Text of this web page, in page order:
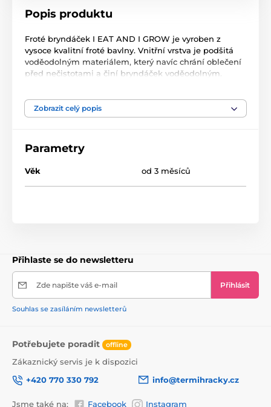
Popis produktu
Froté bryndáček I EAT AND I GROW je vyroben z
vysoce kvalitní froté bavlny. Vnitřní vrstva je podšitá
voděodolným materiálem, který navíc chrání oblečení
před nečistotami a činí bryndáček voděodolným.
zpříjemňují dítěti jídlo.
napsat pod objednávku.
Zobrazit celý popis
Parametry
Věk od 3 měsíců
Přihlaste se do newsletteru
Zde napište váš e-mail Přihlásit
Souhlas se zasíláním newsletterů
Potřebujete poradit offline
Zákaznický servis je k dispozici
+420 770 330 792
info@termihracky.cz
Jsme také na: Facebook Instagram